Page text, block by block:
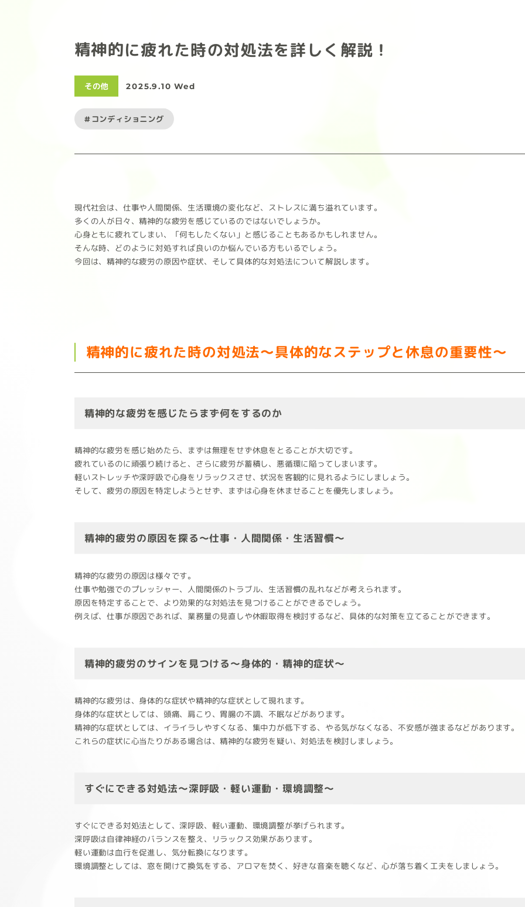
精神的に疲れた時の対処法を詳しく解説！
その他 2025.9.10 Wed
#コンディショニング
現代社会は、仕事や人間関係、生活環境の変化など、ストレスに満ち溢れています。
多くの人が日々、精神的な疲労を感じているのではないでしょうか。
心身ともに疲れてしまい、「何もしたくない」と感じることもあるかもしれません。
そんな時、どのように対処すれば良いのか悩んでいる方もいるでしょう。
今回は、精神的な疲労の原因や症状、そして具体的な対処法について解説します。
精神的に疲れた時の対処法～具体的なステップと休息の重要性～
精神的な疲労を感じたらまず何をするのか
精神的な疲労を感じ始めたら、まずは無理をせず休息をとることが大切です。
疲れているのに頑張り続けると、さらに疲労が蓄積し、悪循環に陥ってしまいます。
軽いストレッチや深呼吸で心身をリラックスさせ、状況を客観的に見れるようにしましょう。
そして、疲労の原因を特定しようとせず、まずは心身を休ませることを優先しましょう。
精神的疲労の原因を探る～仕事・人間関係・生活習慣～
精神的な疲労の原因は様々です。
仕事や勉強でのプレッシャー、人間関係のトラブル、生活習慣の乱れなどが考えられます。
原因を特定することで、より効果的な対処法を見つけることができるでしょう。
例えば、仕事が原因であれば、業務量の見直しや休暇取得を検討するなど、具体的な対策を立てることができます。
精神的疲労のサインを見つける～身体的・精神的症状～
精神的な疲労は、身体的な症状や精神的な症状として現れます。
身体的な症状としては、頭痛、肩こり、胃腸の不調、不眠などがあります。
精神的な症状としては、イライラしやすくなる、集中力が低下する、やる気がなくなる、不安感が強まるなどがあります。
これらの症状に心当たりがある場合は、精神的な疲労を疑い、対処法を検討しましょう。
すぐにできる対処法～深呼吸・軽い運動・環境調整～
すぐにできる対処法として、深呼吸、軽い運動、環境調整が挙げられます。
深呼吸は自律神経のバランスを整え、リラックス効果があります。
軽い運動は血行を促進し、気分転換になります。
環境調整としては、窓を開けて換気をする、アロマを焚く、好きな音楽を聴くなど、心が落ち着く工夫をしましょう。